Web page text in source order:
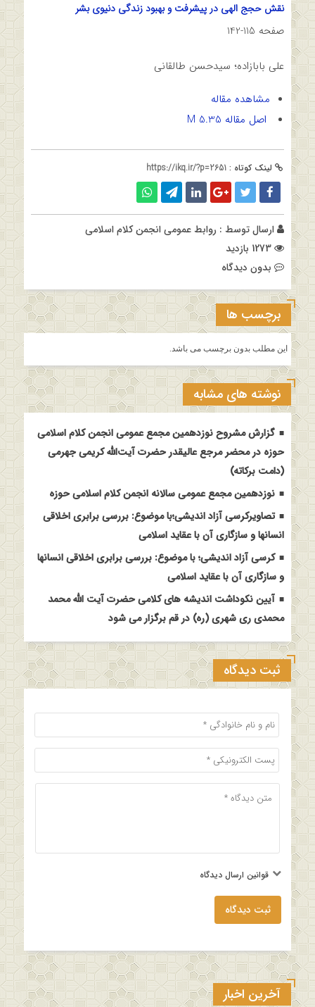
نقش حجج الهی در پیشرفت و بهبود زندگی دنیوی بشر
صفحه 115-142
علی بابازاده؛ سیدحسن طالقانی
مشاهده مقاله
اصل مقاله 5.35 M
لینک کوتاه : https://ikq.ir/?p=2651
ارسال توسط : روابط عمومی انجمن کلام اسلامی
بدون دیدگاه
برچسب ها
این مطلب بدون برچسب می باشد.
نوشته های مشابه
گزارش مشروح نوزدهمین مجمع عمومی انجمن کلام اسلامی
حوزه در محضر مرجع عالیقدر حضرت آیت‌الله کریمی جهرمی
(دامت برکاته)
نوزدهمین مجمع عمومی سالانه انجمن کلام اسلامی حوزه
تصاویرکرسی آزاد اندیشی؛با موضوع: بررسی برابری اخلاقی
انسانها و سازگاری آن با عقاید اسلامی
کرسی آزاد اندیشی؛ با موضوع: بررسی برابری اخلاقی انسانها
و سازگاری آن با عقاید اسلامی
آیین نکوداشت اندیشه های کلامی حضرت آیت الله محمد
محمدی ری شهری (ره) در قم برگزار می شود
ثبت دیدگاه
قوانین ارسال دیدگاه
ثبت دیدگاه
آخرین اخبار